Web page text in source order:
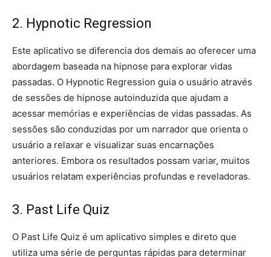
2. Hypnotic Regression
Este aplicativo se diferencia dos demais ao oferecer uma
abordagem baseada na hipnose para explorar vidas
passadas. O Hypnotic Regression guia o usuário através
de sessões de hipnose autoinduzida que ajudam a
acessar memórias e experiências de vidas passadas. As
sessões são conduzidas por um narrador que orienta o
usuário a relaxar e visualizar suas encarnações
anteriores. Embora os resultados possam variar, muitos
usuários relatam experiências profundas e reveladoras.
3. Past Life Quiz
O Past Life Quiz é um aplicativo simples e direto que
utiliza uma série de perguntas rápidas para determinar